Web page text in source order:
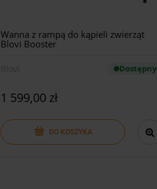
Wanna z rampą do kąpieli zwierząt
Blovi Booster
Dostępny
1 599,00 zł
DO KOSZYKA